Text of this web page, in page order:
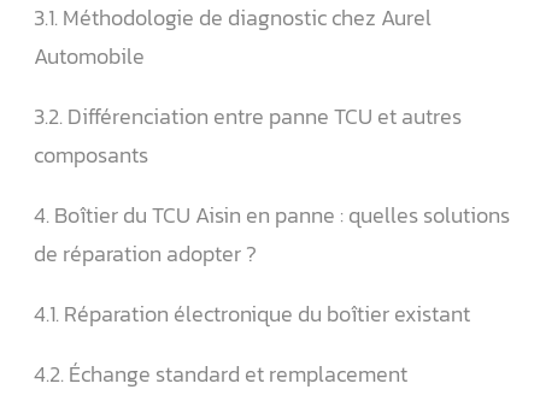
3.1. Méthodologie de diagnostic chez Aurel
Automobile
3.2. Différenciation entre panne TCU et autres
composants
4. Boîtier du TCU Aisin en panne : quelles solutions
de réparation adopter ?
4.1. Réparation électronique du boîtier existant
4.2. Échange standard et remplacement